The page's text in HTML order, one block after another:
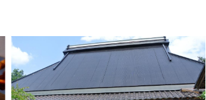
んの産地ならではの体験です。旅の記念品
や、オリジナルのお土産を作りたい人にオス
スメ！ ---------- ①来店・受付（約5分） ご予
約のお時間までにご来店いただき、受付をお
済ませください。 ②絹糸選び（約5分） ③織